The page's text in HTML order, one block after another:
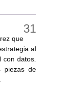
que
al
datos.
piezas de